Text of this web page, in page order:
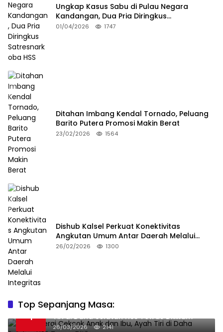
Ungkap Kasus Sabu di Pulau Negara
Kandangan, Dua Pria Diringkus
Satresnarkoba HSS
01/04/2026 1747
Ditahan Imbang Kendal Tornado, Peluang
Barito Putera Promosi Makin Berat
23/02/2026 1564
Dishub Kalsel Perkuat Konektivitas
Angkutan Umum Antar Daerah Melalui
Integritas
26/02/2026 1300
Top Sepanjang Masa:
1
Niat Melerai Cekcok Anak dan Ibu, Ayah
Tiri di Daha Selatan HSS Tewas Ditikam
26/03/2026 2141